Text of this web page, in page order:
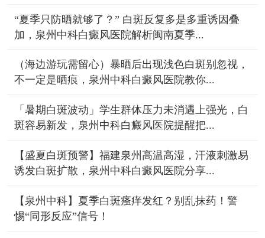
“夏季只防晒就够了？” 白斑反复多是多重诱因叠
加，泉州中科白癜风医院解析闽南夏季...
（海边游玩需留心）暴晒后出现浅色白斑别忽视，
不一定是晒痕，泉州中科白癜风医院教你...
「暑期白斑波动」学生群体压力未消遇上强光，白
斑容易新发，泉州中科白癜风医院提醒把...
【盛夏白斑预警】福建泉州高温高湿，汗液刺激易
诱发白斑扩散，泉州中科白癜风医院分享...
【泉州中科】夏季白斑瘙痒发红？别乱抹药！警
惕“同形反应”信号！